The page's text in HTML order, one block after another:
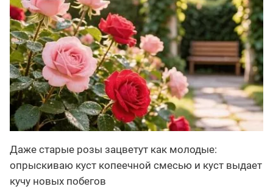
Даже старые розы зацветут как молодые:
опрыскиваю куст копеечной смесью и куст выдает
кучу новых побегов